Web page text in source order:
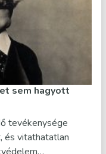
sem hagyott
tevékenysége
vitathatatlan